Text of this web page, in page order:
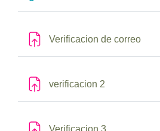
Verificacion de correoTarea
verificacion 2
Verificacion 3Tarea